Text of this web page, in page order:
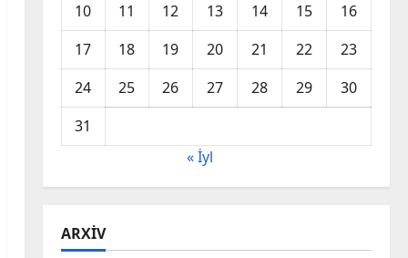
10
11 12 13 14 15
16
17
18 19 20 21 22
23
24
25 26 27 28 29
30
31
« İyl
ARXIV